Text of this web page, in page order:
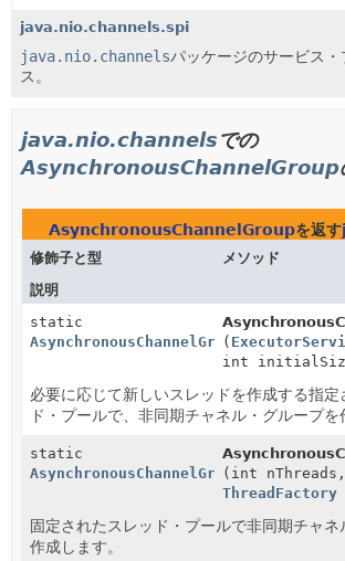
java.nio.channels.spi
java.nio.channelsパッケージのサービス・
ス。
java.nio.channelsでの
AsynchronousChannelGroup
AsynchronousChannelGroupを返す
修飾子と型
メソッド
説明
static
AsynchronousChannelGroup
(
int
必要に応じて新しいスレッドを作成する指定
ド・プールで、非同期チャネル・グループを
static
AsynchronousChannelGroup(int nThreads,
ThreadFactory
固定されたスレッド・プールで非同期チャネ
作成します。